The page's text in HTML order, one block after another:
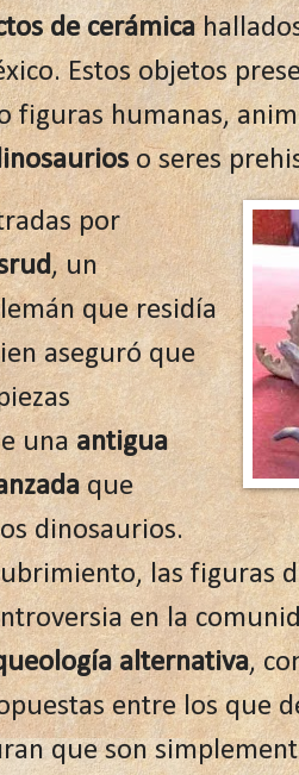
de cerámica
Estos objetos
figuras humanas,
o seres
por
, un
que residía
aseguró que
unaantigua
que
dinosaurios.
las figuras
en la
alternativa,
entre los que
que son